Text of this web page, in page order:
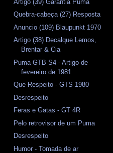
Artigo (39) Garantia Puma
Quebra-cabeça (27) Resposta
Anuncio (109) Blaupunkt 1970
Artigo (38) Decalque Lemos,
Brentar & Cia
Puma GTB S4 - Artigo de
fevereiro de 1981
Que Respeito - GTS 1980
Desrespeito
Feras e Gatas - GT 4R
Pelo retrovisor de um Puma
Desrespeito
Humor - Tomada de ar